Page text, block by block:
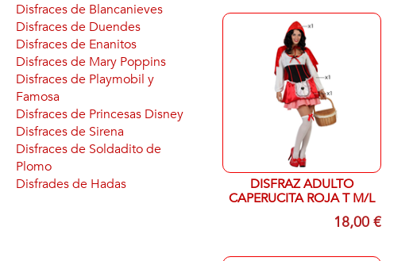
DISFRAZ ADULTO
CAPERUCITA ROJA T M/L
18,00 €
Disfraces de Blancanieves
Disfraces de Duendes
Disfraces de Enanitos
Disfraces de Mary Poppins
Disfraces de Playmobil y
Famosa
Disfraces de Princesas Disney
Disfraces de Sirena
Disfraces de Soldadito de
Plomo
Disfrades de Hadas